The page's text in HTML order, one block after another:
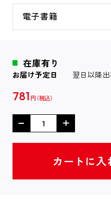
電子書籍
在庫有り
お届け予定日 翌日以降
781 円